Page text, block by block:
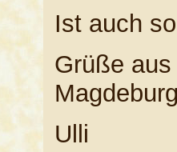
Ist auch
Grüße
Ulli